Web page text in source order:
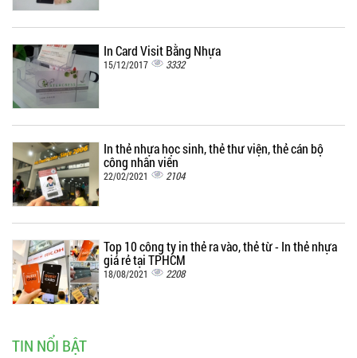
In Card Visit Bằng Nhựa
15/12/2017 3332
In thẻ nhựa học sinh, thẻ thư viện, thẻ cán bộ
công nhân viên
22/02/2021 2104
Top 10 công ty in thẻ ra vào, thẻ từ - In thẻ nhựa
giá rẻ tại TPHCM
18/08/2021 2208
TIN NỔI BẬT